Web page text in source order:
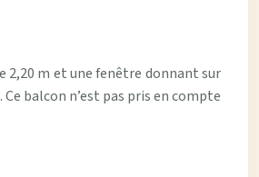
2,20 m et une fenêtre donnant sur
balcon n’est pas pris en compte